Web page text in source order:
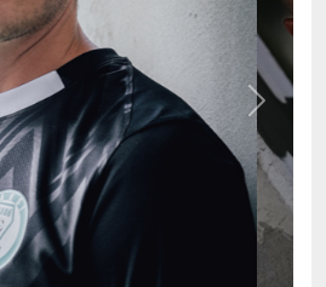
Next